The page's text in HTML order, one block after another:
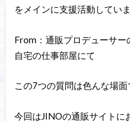
をメインに支援活動していま
From：通販プロデューサー
自宅の仕事部屋にて
この7つの質問は色んな場面
今回はJINOの通販サイトに